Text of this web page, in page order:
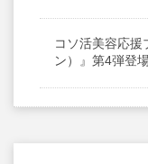
コソ活美容応援
ン）』第4弾登